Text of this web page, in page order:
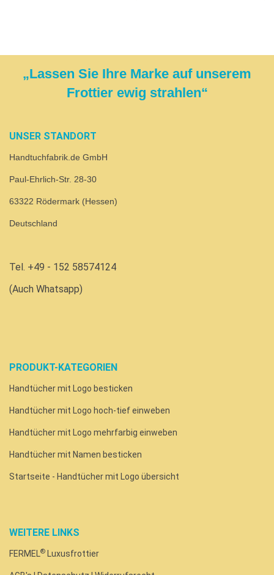
„Lassen Sie Ihre Marke auf unserem
Frottier ewig strahlen“
UNSER STANDORT
Handtuchfabrik.de GmbH
Paul-Ehrlich-Str. 28-30
63322 Rödermark (Hessen)
Deutschland
Tel. +49 - 152 58574124
(Auch Whatsapp)
PRODUKT-KATEGORIEN
Handtücher mit Logo besticken
Handtücher mit Logo hoch-tief einweben
Handtücher mit Logo mehrfarbig einweben
Handtücher mit Namen besticken
Startseite - Handtücher mit Logo übersicht
WEITERE LINKS
FERMEL® Luxusfrottier